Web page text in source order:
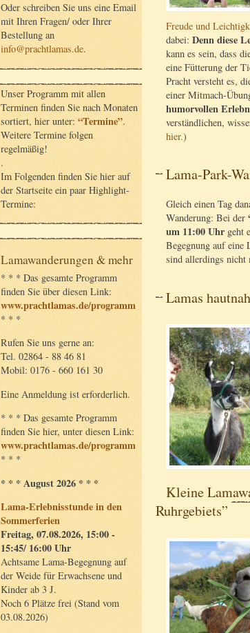
Oder schreiben Sie uns eine Email
mit Ihren Fragen/ oder Ihrer
Bestellung an
info@prachtlamas.de.
Unser Programm mit allen
Terminen finden Sie nach Monaten
sortiert, hier unter: “Termine”.
Weitere Termine folgen
regelmäßig!
.
Im Folgenden finden Sie hier auf
der Startseite ein paar Highlight-
Termine:
Lamawanderungen & mehr
* * * Das gesamte Programm
finden Sie über diesen Link:
www.prachtlamas.de/programm
* * *
Rufen Sie uns gerne an:
Tel. 02864 - 88 46 81
Mobil: 0176 - 660 161 30
Eine Anmeldung ist erforderlich.
* * * Das gesamte Programm
finden Sie hier, unter diesen Link:
www.prachtlamas.de/programm
* * *
* * * August 2026 * * *
Lama-Erlebnisstunde in den
Sommerferien
Freitag, 07.08.2026, 15:00 -
15:45/ 16:00 Uhr
Achtsame Lama-Begegnung auf
der Weide für Erwachsene und
Kinder ab 3 J.
Noch 6 Plätze frei (Stand vom
03.08.2026)
Freude und
dabei: Denn diese
kann es sein, dass
eine Fütterung der
Pracht versteht es,
einer Mitmach-
humorvollen
verständlichen,
hier.)
Lama-Park-
Gleich einen Tag
Wanderung: Bei der
um 11:00 Uhr geht
Begegnung auf eine
sind allerdings
Lamas hautnah
Kleine
Ruhrgebiets”